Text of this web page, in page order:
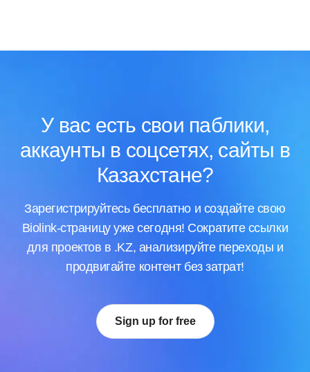
У вас есть свои паблики,
аккаунты в соцсетях, сайты в
Казахстане?
Зарегистрируйтесь бесплатно и создайте свою
Biolink-страницу уже сегодня! Сократите ссылки
для проектов в .KZ, анализируйте переходы и
продвигайте контент без затрат!
Sign up for free